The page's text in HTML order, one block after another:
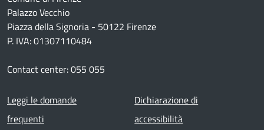
Palazzo Vecchio
Piazza della Signoria - 50122 Firenze
P. IVA: 01307110484
Contact center: 055 055
Footer menu
Leggi le domande
frequenti
Dichiarazione di
accessibilità